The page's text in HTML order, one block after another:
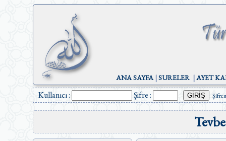
ANA SAYFA|SURELER|AYET
Kullanıcı : Şifre :